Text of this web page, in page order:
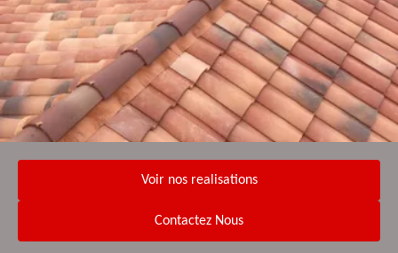
Voir nos realisations
Contactez Nous